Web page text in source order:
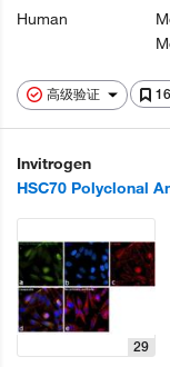
高级验证
Human
Invitrogen
HSC70 Polyclonal
29